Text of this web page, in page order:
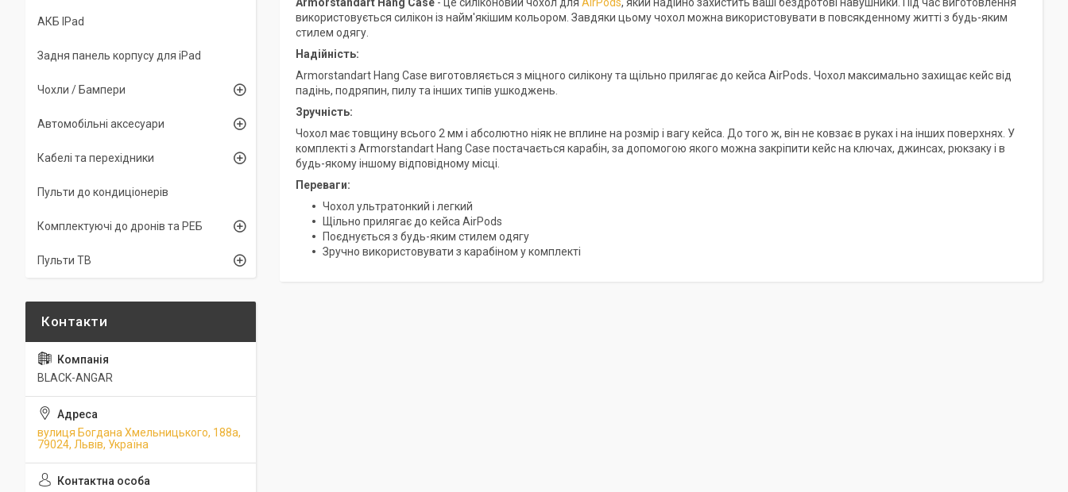
використовується силікон із найм'якішим кольором. Завдяки цьому чохол можна використовувати в повсякденному житті з будь-яким
стилем одягу.
Надійність:
Armorstandart Hang Case виготовляється з міцного силікону та щільно прилягає до кейса AirPods. Чохол максимально захищає кейс від
падінь, подряпин, пилу та інших типів ушкоджень.
Зручність:
Чохол має товщину всього 2 мм і абсолютно ніяк не вплине на розмір і вагу кейса. До того ж, він не ковзає в руках і на інших поверхнях. У
комплекті з Armorstandart Hang Case постачається карабін, за допомогою якого можна закріпити кейс на ключах, джинсах, рюкзаку і в
будь-якому іншому відповідному місці.
Переваги:
Чохол ультратонкий і легкий
Щільно прилягає до кейса AirPods
Поєднується з будь-яким стилем одягу
Зручно використовувати з карабіном у комплекті
АКБ IPad
Задня панель корпусу для iPad
Чохли / Бампери
Автомобільні аксесуари
Кабелі та перехідники
Пульти до кондиціонерів
Комплектуючі до дронів та РЕБ
Пульти ТВ
BLACK-ANGAR
вулиця Богдана Хмельницького, 188а,
79024, Львів, Україна